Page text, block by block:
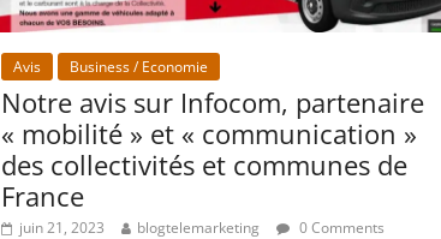
Avis Business / Economie
Notre avis sur Infocom, partenaire
« mobilité » et « communication »
des collectivités et communes de
France
juin 21, 2023 blogtelemarketing 0 Comments